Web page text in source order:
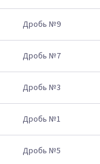
Дробь №9
Дробь №7
Дробь №3
Дробь №1
Дробь №5